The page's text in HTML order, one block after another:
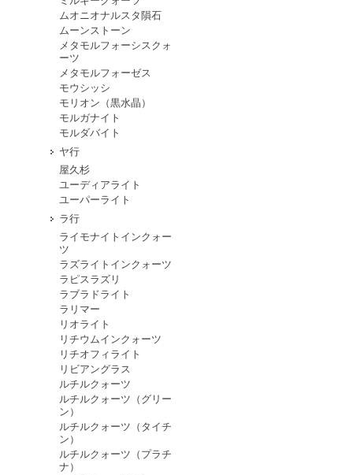
ムオニオナルスタ隕石
ムーンストーン
メタモルフォーシスクォ
ーツ
メタモルフォーゼス
モウシッシ
モリオン（黒水晶）
モルガナイト
モルダバイト
ヤ行
屋久杉
ユーディアライト
ユーパーライト
ラ行
ライモナイトインクォー
ツ
ラズライトインクォーツ
ラピスラズリ
ラブラドライト
ラリマー
リオライト
リチウムインクォーツ
リチオフィライト
リビアングラス
ルチルクォーツ
ルチルクォーツ（グリー
ン）
ルチルクォーツ（タイチ
ン）
ルチルクォーツ（プラチ
ナ）